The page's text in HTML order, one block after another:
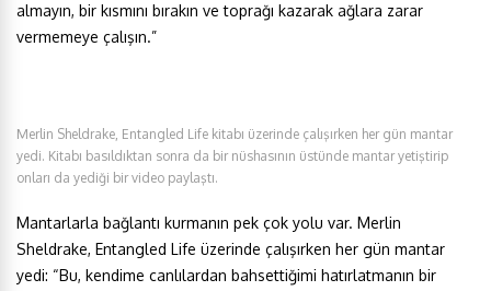
almayın, bir kısmını bırakın ve toprağı kazarak ağlara zarar
vermemeye çalışın.”
Merlin Sheldrake, Entangled Life kitabı üzerinde çalışırken her gün mantar
yedi. Kitabı basıldıktan sonra da bir nüshasının üstünde mantar yetiştirip
onları da yediği bir video paylaştı.
Mantarlarla bağlantı kurmanın pek çok yolu var. Merlin
Sheldrake, Entangled Life üzerinde çalışırken her gün mantar
yedi: “Bu, kendime canlılardan bahsettiğimi hatırlatmanın bir